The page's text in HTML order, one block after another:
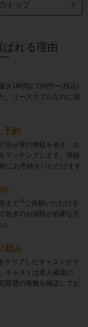
トップ
ばれる理由
き1時間2,790円〜(税込)
。リーズナブルなのに損
予約
合せ等の無駄を省き、お
マッチングします。登録
にお手続きいただけます
まで※ ご依頼いただける
急ぎのお掃除が必要な方
み
組み
クリアしたキャストがサ
キャストは本人確認の
罪歴の有無を確認してお